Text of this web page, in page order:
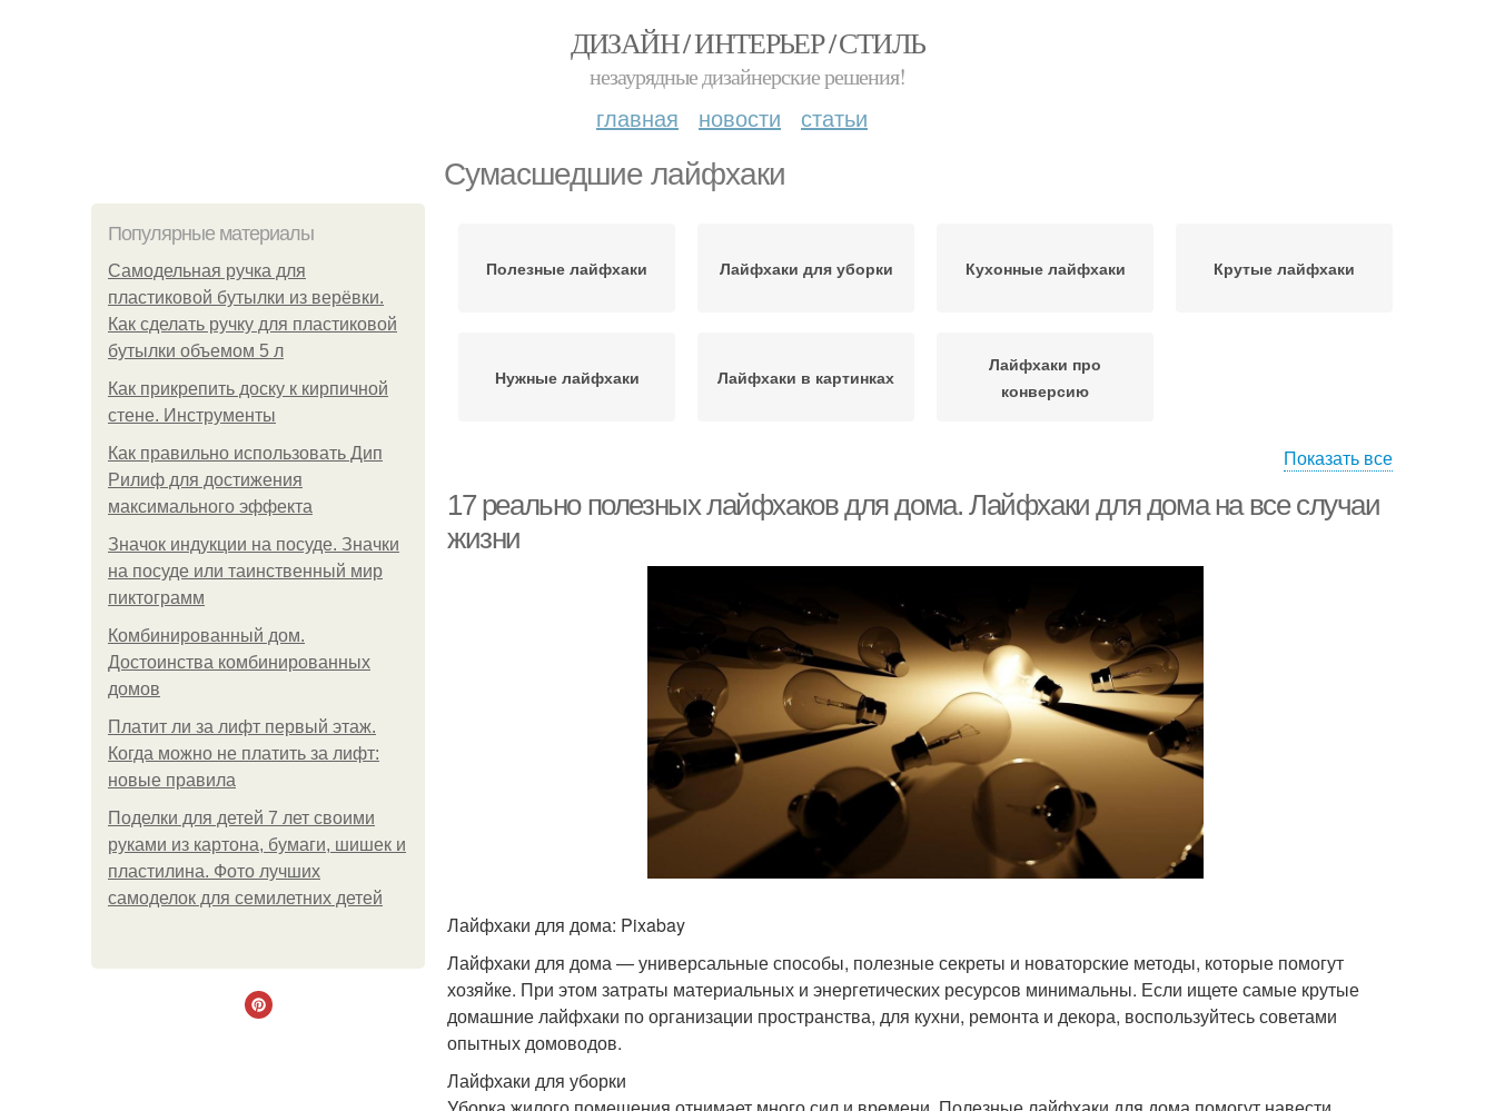
ДИЗАЙН / ИНТЕРЬЕР / СТИЛЬ
незаурядные дизайнерские решения!
главная новости статьи
Сумасшедшие лайфхаки
Популярные материалы
Самодельная ручка для
пластиковой бутылки из верёвки.
Как сделать ручку для пластиковой
бутылки объемом 5 л
Как прикрепить доску к кирпичной
стене. Инструменты
Как правильно использовать Дип
Рилиф для достижения
максимального эффекта
Значок индукции на посуде. Значки
на посуде или таинственный мир
пиктограмм
Комбинированный дом.
Достоинства комбинированных
домов
Платит ли за лифт первый этаж.
Когда можно не платить за лифт:
новые правила
Поделки для детей 7 лет своими
руками из картона, бумаги, шишек и
пластилина. Фото лучших
самоделок для семилетних детей
Полезные лайфхаки Лайфхаки для уборки Кухонные лайфхаки Крутые лайфхаки
Нужные лайфхаки Лайфхаки в картинках
Лайфхаки про
конверсию
Показать все
17 реально полезных лайфхаков для дома. Лайфхаки для дома на все случаи
жизни
Лайфхаки для дома: Pixabay
Лайфхаки для дома — универсальные способы, полезные секреты и новаторские методы, которые помогут
хозяйке. При этом затраты материальных и энергетических ресурсов минимальны. Если ищете самые крутые
домашние лайфхаки по организации пространства, для кухни, ремонта и декора, воспользуйтесь советами
опытных домоводов.
Лайфхаки для уборки